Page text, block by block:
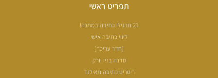
תפריט ראשי
21 תרגילי כתיבה במתנה!
ליווי כתיבה אישי
[חדר עריכה]
סדנה בניו יורק
ריטריט כתיבה תאילנד